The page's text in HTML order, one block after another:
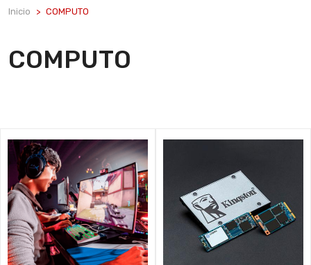
Inicio COMPUTO
COMPUTO